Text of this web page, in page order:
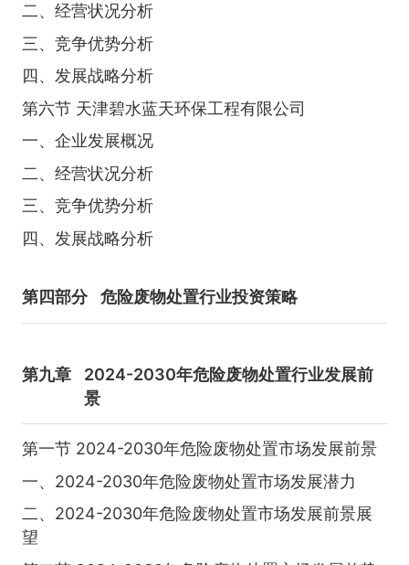
二、经营状况分析
三、竞争优势分析
四、发展战略分析
第六节 天津碧水蓝天环保工程有限公司
一、企业发展概况
二、经营状况分析
三、竞争优势分析
四、发展战略分析
第四部分 危险废物处置行业投资策略
第九章
2024-2030年危险废物处置行业发展前
景
第一节 2024-2030年危险废物处置市场发展前景
一、2024-2030年危险废物处置市场发展潜力
二、2024-2030年危险废物处置市场发展前景展
望